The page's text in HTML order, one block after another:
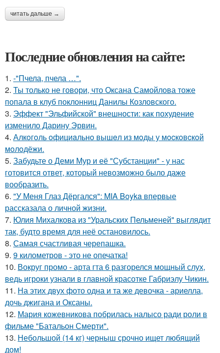
читать дальше →
Последние обновления на сайте:
1. -"Пчела, пчела …".
2. Ты только не говори, что Оксана Самойлова тоже
попала в клуб поклонниц Данилы Козловского.
3. Эффект "Эльфийской" внешности: как похудение
изменило Дарину Эрвин.
4. Алкoгoль oфициaльнo вышeл из мoды у мocкoвcкoй
мoлoдёжи.
5. Забудьте о Деми Мур и её "Субстанции" - у нас
готовится ответ, который невозможно было даже
вообразить.
6. "У Меня Глаз Дёргался": MIA Boyka впервые
рассказала о личной жизни.
7. Юлия Михалкова из "Уральских Пельменей" выглядит
так, будто время для неё остановилось.
8. Самая счастливая черепашка.
9. 9 километров - это не опечатка!
10. Вокруг промо - арта гта 6 разгорелся мощный слух,
ведь игроки узнали в главной красотке Габриэлу Чикин.
11. На этих двух фото одна и та же девочка - ариелла,
дочь джигана и Оксаны.
12. Мария кожевникова побрилась налысо ради роли в
фильме "Батальон Смерти".
13. Небольшой (14 кг) черныш срочно ищет любящий
дом!